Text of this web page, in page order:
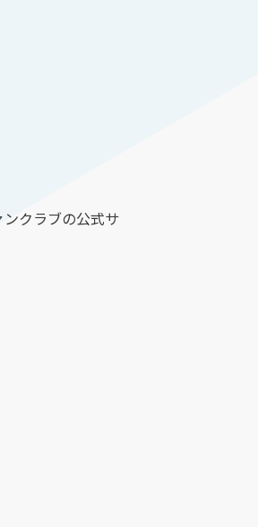
クラブの公式サ